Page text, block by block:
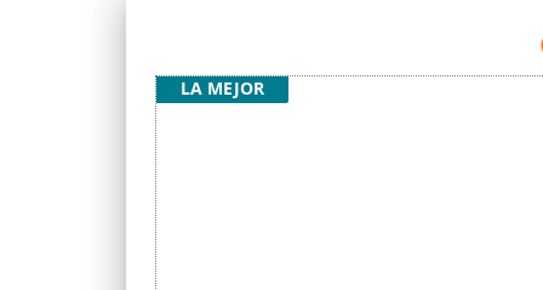
LA MEJOR